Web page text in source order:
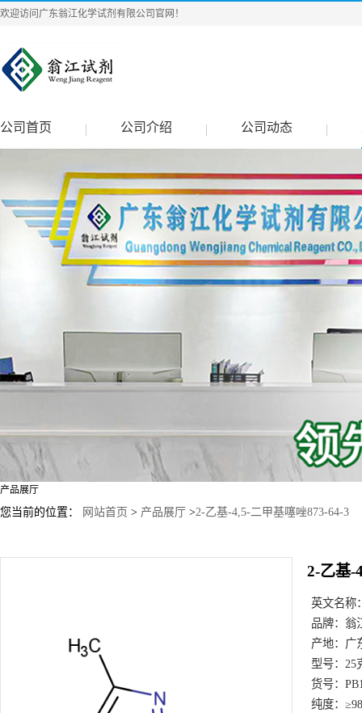
欢迎访问广东翁江化学试剂有限公司官网！
公司首页 公司介绍 公司动态
产品展厅
您当前的位置： 网站首页 > 产品展厅 >2-乙基-4,5-二甲基噻唑873-64-3
2-乙基-
英文名称
品牌： 翁
产地： 广
型号： 25
货号：
纯度：